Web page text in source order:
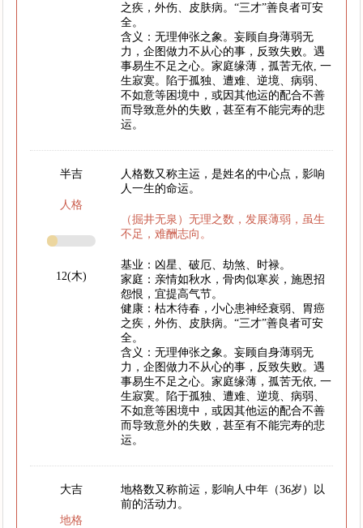
之疾，外伤、皮肤病。“三才”善良者可安
全。
含义：无理伸张之象。妄顾自身薄弱无
力，企图做力不从心的事，反致失败。遇
事易生不足之心。家庭缘薄，孤苦无依, 一
生寂寞。陷于孤独、遭难、逆境、病弱、
不如意等困境中，或因其他运的配合不善
而导致意外的失败，甚至有不能完寿的悲
运。
半吉
人格
12(木)
人格数又称主运，是姓名的中心点，影响
人一生的命运。
（掘井无泉）无理之数，发展薄弱，虽生
不足，难酬志向。
基业：凶星、破厄、劫煞、时禄。
家庭：亲情如秋水，骨肉似寒炭，施恩招
怨恨，宜提高气节。
健康：枯木待春，小心患神经衰弱、胃癌
之疾，外伤、皮肤病。“三才”善良者可安
全。
含义：无理伸张之象。妄顾自身薄弱无
力，企图做力不从心的事，反致失败。遇
事易生不足之心。家庭缘薄，孤苦无依, 一
生寂寞。陷于孤独、遭难、逆境、病弱、
不如意等困境中，或因其他运的配合不善
而导致意外的失败，甚至有不能完寿的悲
运。
大吉
地格
地格数又称前运，影响人中年（36岁）以
前的活动力。